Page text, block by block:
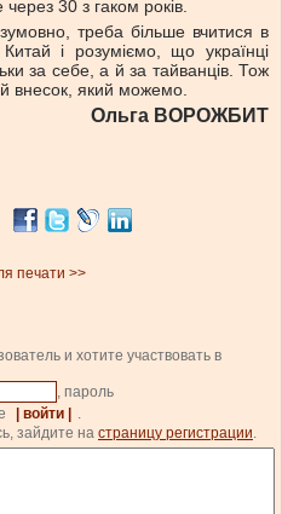
30 з гаком років.
треба більше вчитися в
і розуміємо, що українці
за себе, а й за тайванців. Тож
внесок, який можемо.
Ольга ВОРОЖБИТ
печати >>
и хотите участвовать в
, пароль
| войти |
.
зайдите на страницу регистрации.